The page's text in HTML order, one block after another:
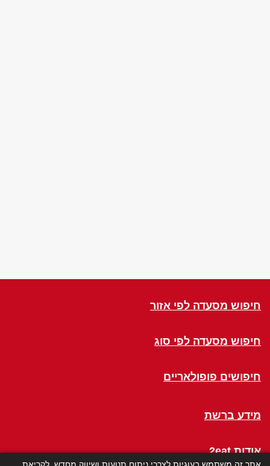
חיפוש מסעדה לפי אזור
חיפוש מסעדה לפי סוג
חיפושים פופולאריים
מידע ברשת
אודות 2eat